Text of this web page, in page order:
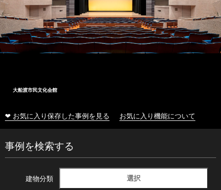
大船渡市民文化会館
❤ お気に入り保存した事例を見る お気に入り機能について
事例を検索する
建物分類 選択